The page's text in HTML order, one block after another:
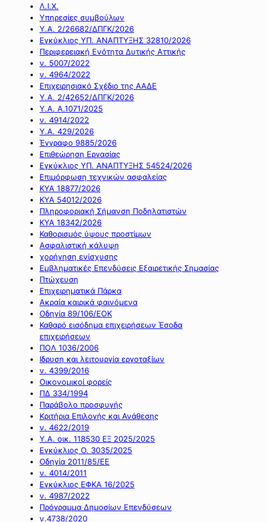
Λ.Ι.Χ.
Υπηρεσίες συμβούλων
Υ.Α. 2/26682/ΔΠΓΚ/2026
Εγκύκλιος ΥΠ. ΑΝΑΠΤΥΞΗΣ 32810/2026
Περιφερειακή Ενότητα Δυτικής Αττικής
ν. 5007/2022
ν. 4964/2022
Επιχειρησιακό Σχέδιο της ΑΑΔΕ
Υ.Α. 2/42652/ΔΠΓΚ/2026
Υ.Α. Α.1071/2025
ν. 4914/2022
Υ.Α. 429/2026
Έγγραφο 9885/2026
Επιθεώρηση Εργασίας
Εγκύκλιος ΥΠ. ΑΝΑΠΤΥΞΗΣ 54524/2026
Επιμόρφωση τεχνικών ασφαλείας
ΚΥΑ 18877/2026
ΚΥΑ 54012/2026
Πληροφοριακή Σήμανση Ποδηλατιστών
ΚΥΑ 18342/2026
Καθορισμός ύψους προστίμων
Ασφαλιστική κάλυψη
χορήγηση ενίσχυσης
Εμβληματικές Επενδύσεις Εξαιρετικής Σημασίας
Πτώχευση
Επιχειρηματικά Πάρκα
Ακραία καιρικά φαινόμενα
Οδηγία 89/106/ΕΟΚ
Καθαρό εισόδημα επιχειρήσεων Έσοδα
επιχειρήσεων
ΠΟΛ 1036/2006
Ιδρυση και λειτουργία εργοταξίων
ν. 4399/2016
Οικονομικοί φορείς
ΠΔ 334/1994
Παράβολο προσφυγής
Κριτήρια Επιλογής και Ανάθεσης
ν. 4622/2019
Υ.Α. οικ. 118530 ΕΞ 2025/2025
Εγκύκλιος Ο. 3035/2025
Οδηγία 2011/85/ΕΕ
ν. 4014/2011
Εγκύκλιος ΕΦΚΑ 16/2025
ν. 4987/2022
Πρόγραμμα Δημοσίων Επενδύσεων
ν.4738/2020